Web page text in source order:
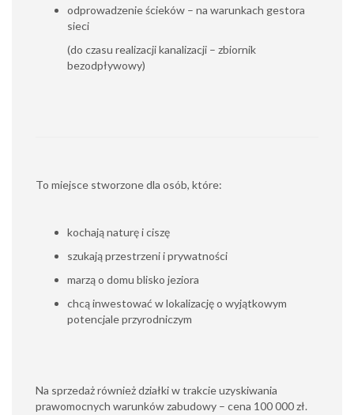
odprowadzenie ścieków – na warunkach gestora
sieci
(do czasu realizacji kanalizacji – zbiornik
bezodpływowy)
To miejsce stworzone dla osób, które:
kochają naturę i ciszę
szukają przestrzeni i prywatności
marzą o domu blisko jeziora
chcą inwestować w lokalizację o wyjątkowym
potencjale przyrodniczym
Na sprzedaż również działki w trakcie uzyskiwania
prawomocnych warunków zabudowy – cena 100 000 zł.